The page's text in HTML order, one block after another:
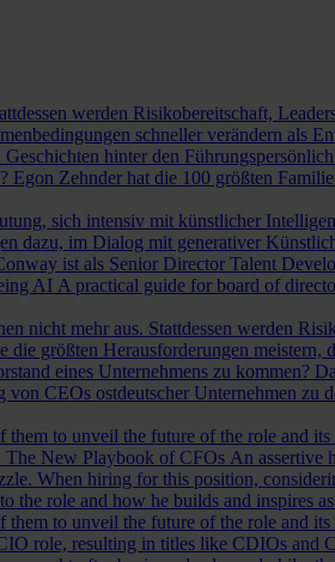
werden Risikobereitschaft,
schneller verändern als
hinter den
Zehnder hat die 100 größten
sich intensiv mit künstlicher
dazu, im Dialog mit generativer
ist als Senior Director Talent
AI A practical guide for board of
nicht mehr aus. Stattdessen werden
größten Herausforderungen meistern,
eines Unternehmens zu kommen?
CEOs ostdeutscher Unternehmen zu
them to unveil the future of the role and
The New Playbook of CFOs An assertive
When hiring for this position,
role and how he builds and inspires
them to unveil the future of the role and
role, resulting in titles like CDIOs and